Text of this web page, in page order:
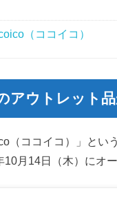
（ココイコ）
アウトレット
（ココイコ）」とい
月14日（木）にオ